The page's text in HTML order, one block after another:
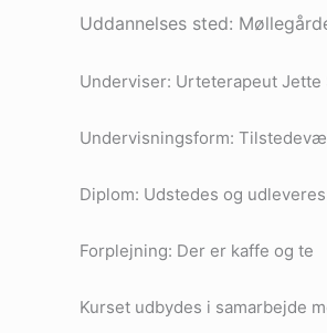
Uddannelses sted:
Underviser: Urteterapeut Jette
Undervisningsform:
Diplom: Udstedes og
Forplejning: Der er kaffe og te
Kurset udbydes i samarbejde